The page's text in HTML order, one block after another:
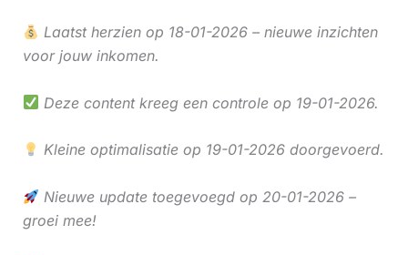
Laatst herzien op 18-01-2026 – nieuwe inzichten
voor jouw inkomen.
Deze content kreeg een controle op 19-01-2026.
Kleine optimalisatie op 19-01-2026 doorgevoerd.
Nieuwe update toegevoegd op 20-01-2026 –
groei mee!